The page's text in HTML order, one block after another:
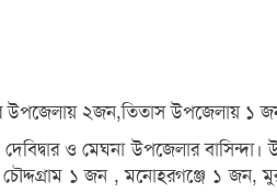
উপজেলায় ২জন,তিতাস উপজেলায় ১
ও মেঘনা উপজেলার
১ জন , মনোহরগঞ্জে ১